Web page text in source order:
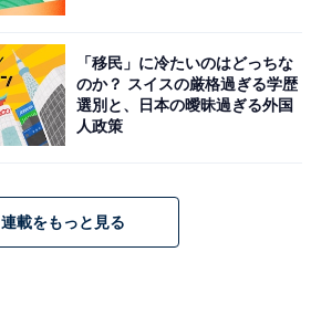
「移民」に冷たいのはどっちな
のか？ スイスの厳格過ぎる学歴
選別と、日本の曖昧過ぎる外国
人政策
連載をもっと見る